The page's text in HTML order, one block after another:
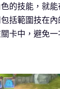
的技能，就能
括範圍技在
卡中，避免